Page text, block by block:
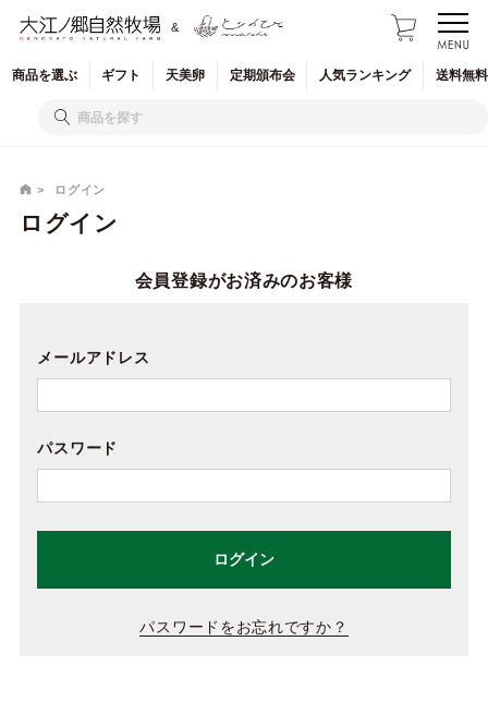
&
商品を選ぶ ギフト 天美卵 定期頒布会 人気ランキング 送料無
ログイン
ログイン
会員登録がお済みのお客様
メールアドレス
パスワード
ログイン
パスワードをお忘れですか？